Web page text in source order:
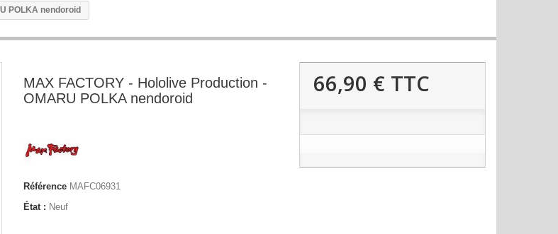
POLKA nendoroid
MAX FACTORY - Hololive Production -
OMARU POLKA nendoroid
Référence MAFC06931
État : Neuf
66,90 € TTC